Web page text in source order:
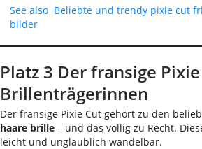
See also Beliebte und trendy pixie cut
bilder
Platz 3 Der fransige
Brillenträgerinnen
Der fransige Pixie Cut gehört zu den
haare brille – und das völlig zu Recht.
leicht und unglaublich wandelbar.